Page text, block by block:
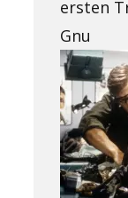
ersten
Gnu